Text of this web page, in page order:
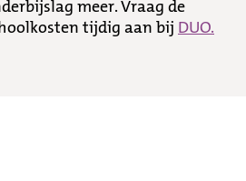
meer. Vraag de
tijdig aan bij DUO.